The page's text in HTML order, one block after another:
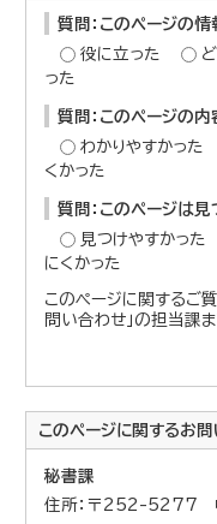
質問：このページの
役に立った
った
質問：このページの
わかりやすかった
くかった
質問：このページは
見つけやすかった
にくかった
このページに関するご
問い合わせ」の担当課
このページに関するお問
秘書課
住所：〒252-5277